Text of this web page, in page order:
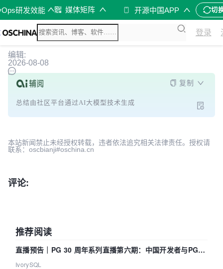
研发效能 媒体矩阵 开源中国APP 切
登录
编辑:
2026-08-08
复制
总结由社区平台通过AI大模型技术生成
本站新闻禁止未经授权转载，违者依法追究相关法律责任。授权请
联系：oscbianji#oschina.cn
评论:
推荐阅读
直播预告｜PG 30 周年系列直播第六期：中国开发者与PG内
核——我们改得动吗？我们贡献了什么？
IvorySQL